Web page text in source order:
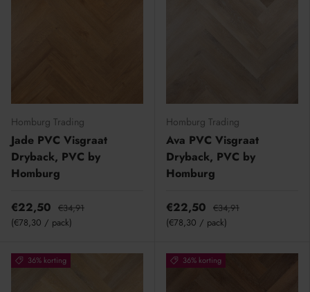
Homburg Trading
Jade PVC Visgraat
Dryback, PVC by
Homburg
€22,50 €34,91
Eenheid prijs
€78,30 / pack
Homburg Trading
Ava PVC Visgraat
Dryback, PVC by
Homburg
€22,50 €34,91
Eenheid prijs
€78,30 / pack
36% korting 36% korting